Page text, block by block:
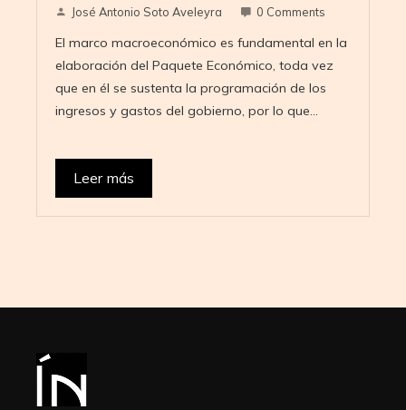
José Antonio Soto Aveleyra 0 Comments
El marco macroeconómico es fundamental en la
elaboración del Paquete Económico, toda vez
que en él se sustenta la programación de los
ingresos y gastos del gobierno, por lo que…
Leer más